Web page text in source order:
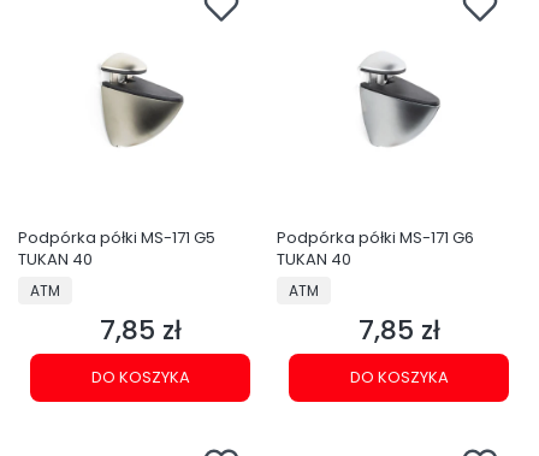
Podpórka półki MS-171 G5
TUKAN 40
PRODUCENT
ATM
Cena
7,85 zł
DO KOSZYKA
Podpórka półki MS-171 G6
TUKAN 40
PRODUCENT
ATM
Cena
7,85 zł
DO KOSZYKA